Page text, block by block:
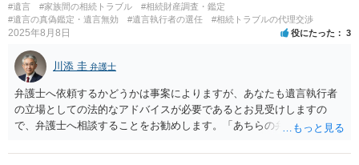
時効にかかります。また、相続開始から１０年が経過すると、認識の
有無にかかわらず行使できなくなります。 奥様がご両親の死亡を最近
効がいつから進むかは慎重に検討する必要があります。ただし、死亡
から３年が経過しているとのことですので、早急に戸籍、遺言の有
無、不動産登記、遺産分割協議書の有無を確認した方がよいでしょ
う。特に、お姉様側だけで不動産名義を変更している場合、遺言があ
ったのか、遺産分割協議書が作成されているのか、奥様の署名押印が
以前に、法定相続分や遺産分割未了の問題として整理すべき場合もあ
#遺言 #家族間の相続トラブル
#相続財産調査・鑑定
#遺言の真偽鑑定・遺言無効
#遺言執行者の選任 #相続トラブルの代理交渉
2025年8月8日 役にたった 3
川添 圭 弁護士
弁護士へ依頼するかどうかは事案によりますが、あなたも遺言執行者
の立場としての法的なアドバイスが必要であるとお見受けしますの
で、弁護士へ相談することをお勧めします。「あちらの弁護士」（元
誘導しかしてこないと思います。